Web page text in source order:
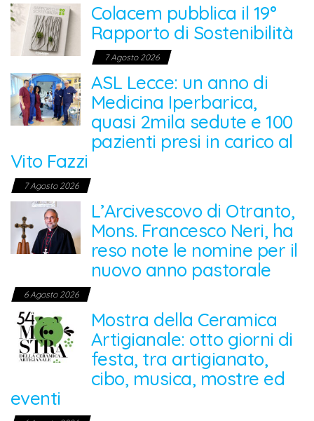
Colacem pubblica il 19°
Rapporto di Sostenibilità
7 Agosto 2026
ASL Lecce: un anno di
Medicina Iperbarica,
quasi 2mila sedute e 100
pazienti presi in carico al
Vito Fazzi
7 Agosto 2026
L’Arcivescovo di Otranto,
Mons. Francesco Neri, ha
reso note le nomine per il
nuovo anno pastorale
6 Agosto 2026
Mostra della Ceramica
Artigianale: otto giorni di
festa, tra artigianato,
cibo, musica, mostre ed
eventi